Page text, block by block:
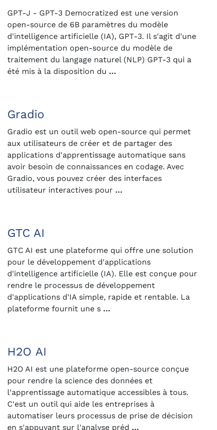
GPT-J - GPT-3 Democratized est une version
open-source de 6B paramètres du modèle
d'intelligence artificielle (IA), GPT-3. Il s'agit d'une
implémentation open-source du modèle de
traitement du langage naturel (NLP) GPT-3 qui a
été mis à la disposition du ...
Gradio
Gradio est un outil web open-source qui permet
aux utilisateurs de créer et de partager des
applications d'apprentissage automatique sans
avoir besoin de connaissances en codage. Avec
Gradio, vous pouvez créer des interfaces
utilisateur interactives pour ...
GTC AI
GTC AI est une plateforme qui offre une solution
pour le développement d'applications
d'intelligence artificielle (IA). Elle est conçue pour
rendre le processus de développement
d'applications d'IA simple, rapide et rentable. La
plateforme fournit une s ...
H2O AI
H2O AI est une plateforme open-source conçue
pour rendre la science des données et
l'apprentissage automatique accessibles à tous.
C'est un outil qui aide les entreprises à
automatiser leurs processus de prise de décision
en s'appuyant sur l'analyse préd ...